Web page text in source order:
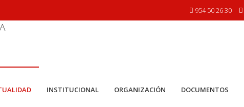
954 50 26 30
INSTITUCIONAL ORGANIZACIÓN DOCUMENTOS